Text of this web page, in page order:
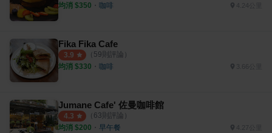
均消 $350 ・ 咖啡 4.24公里
Fika Fika Cafe
3.9 （ 59則評論）
均消 $330 ・ 咖啡
Jumane Cafe' 佐曼咖啡館
4.3 （ 63則評論）
均消 $200 ・ 早午餐 4.27公里